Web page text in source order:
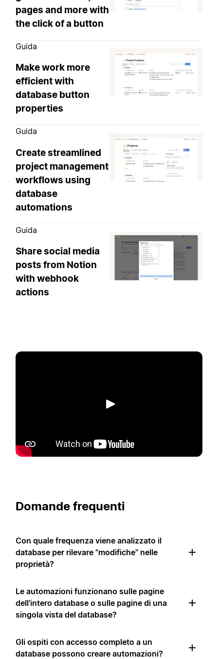
pages and more with
the click of a button
Guida
Make work more
efficient with
database button
properties
Guida
Create streamlined
project management
workflows using
database
automations
Guida
Share social media
posts from Notion
with webhook
actions
Riproduci
Domande frequenti
Con quale frequenza viene analizzato il
database per rilevare "modifiche" nelle
proprietà?
Le automazioni funzionano sulle pagine
dell'intero database o sulle pagine di una
singola vista del database?
Gli ospiti con accesso completo a un
database possono creare automazioni?